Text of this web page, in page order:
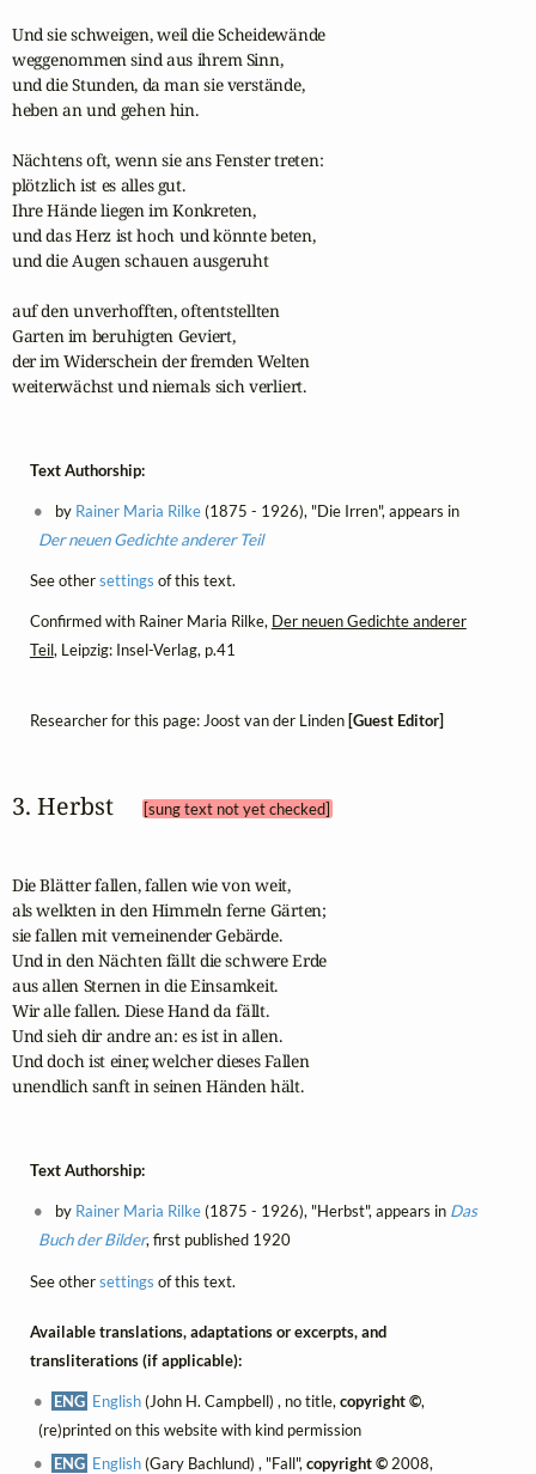
Und sie schweigen, weil die Scheidewände
weggenommen sind aus ihrem Sinn,
und die Stunden, da man sie verstände,
heben an und gehen hin.
Nächtens oft, wenn sie ans Fenster treten:
plötzlich ist es alles gut.
Ihre Hände liegen im Konkreten,
und das Herz ist hoch und könnte beten,
und die Augen schauen ausgeruht
auf den unverhofften, oftentstellten
Garten im beruhigten Geviert,
der im Widerschein der fremden Welten
weiterwächst und niemals sich verliert.
Text Authorship:
by Rainer Maria Rilke(1875 - 1926), "Die Irren", appears in
Der neuen Gedichte anderer Teil
See othersettings of this text.
Confirmed with Rainer Maria Rilke, Der neuen Gedichte anderer
Teil, Leipzig: Insel-Verlag, p.41
Researcher for this page: Joost van der Linden[Guest Editor]
3. Herbst [sung text not yet checked]
Die Blätter fallen, fallen wie von weit,
als welkten in den Himmeln ferne Gärten;
sie fallen mit verneinender Gebärde.
Und in den Nächten fällt die schwere Erde
aus allen Sternen in die Einsamkeit.
Wir alle fallen. Diese Hand da fällt.
Und sieh dir andre an: es ist in allen.
Und doch ist einer, welcher dieses Fallen
unendlich sanft in seinen Händen hält.
Text Authorship:
by Rainer Maria Rilke(1875 - 1926), "Herbst", appears in Das
Buch der Bilder, first published 1920
See othersettings of this text.
Available translations, adaptations or excerpts, and
transliterations (if applicable):
ENG English(John H. Campbell) , no title,copyright ©,
(re)printed on this website with kind permission
ENG English(Gary Bachlund) , "Fall",copyright © 2008,